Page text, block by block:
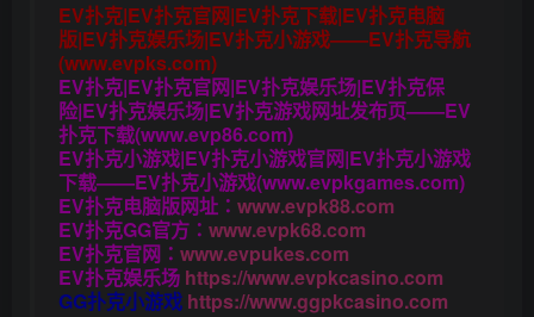
EV扑克|EV扑克官网|EV扑克下载|EV扑克电脑
版|EV扑克娱乐场|EV扑克小游戏——EV扑克导航
(www.evpks.com)
EV扑克|EV扑克官网|EV扑克娱乐场|EV扑克保
险|EV扑克娱乐场|EV扑克游戏网址发布页——EV
扑克下载(www.evp86.com)
EV扑克小游戏|EV扑克小游戏官网|EV扑克小游戏
下载——EV扑克小游戏(www.evpkgames.com)
EV扑克电脑版网址： www.evpk88.com
EV扑克GG官方： www.evpk68.com
EV扑克官网： www.evpukes.com
EV扑克娱乐场 https://www.evpkcasino.com
GG扑克小游戏 https://www.ggpkcasino.com